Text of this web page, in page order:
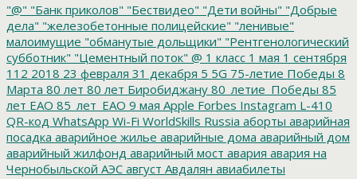
"@" "Банк приколов" "Бествидео" "Дети войны" "Добрые
дела" "железобетонные полицейские" "ленивые"
малоимущие "обманутые дольщики" "Рентгенологический
субботник" "Цементный поток" @ 1 класс 1 мая 1 сентября
112 2018 23 февраля 31 декабря 5 5G 75-летие Победы 8
Марта 80 лет 80 лет Биробиджану 80_летие_Победы 85
лет ЕАО 85_лет_ЕАО 9 мая Apple Forbes Instagram L-410
QR-код WhatsApp Wi-Fi WorldSkills Russia аборты аварийная
посадка аварийное жилье аварийные дома аварийный дом
аварийный жилфонд аварийный мост авария авария на
Чернобыльской АЭС август Авдалян авиабилеты